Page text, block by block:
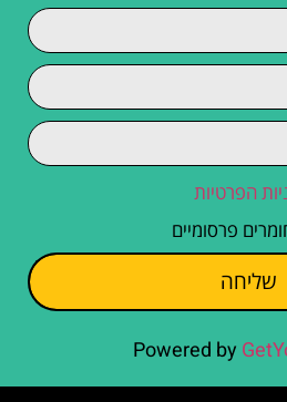
הפרטיות
פרסומיים
שליחה
Powered by